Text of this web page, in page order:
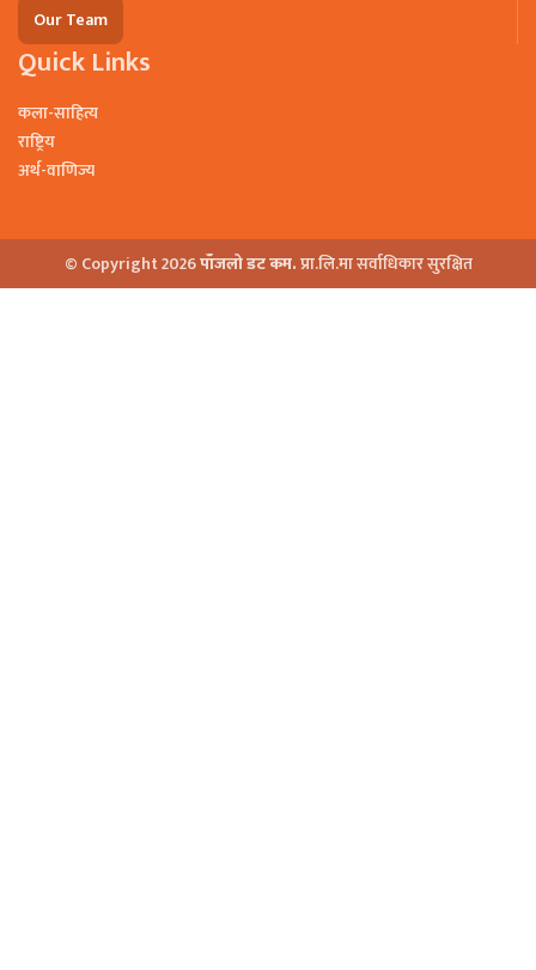
Our Team
Quick Links
कला-साहित्य
राष्ट्रिय
अर्थ-वाणिज्य
© Copyright 2026पाँजलो डट कम.प्रा.लि.मा सर्वाधिकार सुरक्षित